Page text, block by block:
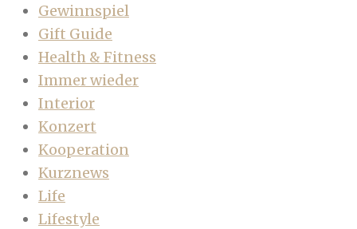
Gewinnspiel
Gift Guide
Health & Fitness
Immer wieder
Interior
Konzert
Kooperation
Kurznews
Life
Lifestyle